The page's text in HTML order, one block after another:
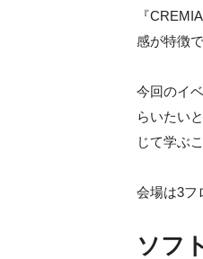
『
感が特徴
今回のイ
らいたい
じて学ぶ
会場は3フ
ソフ